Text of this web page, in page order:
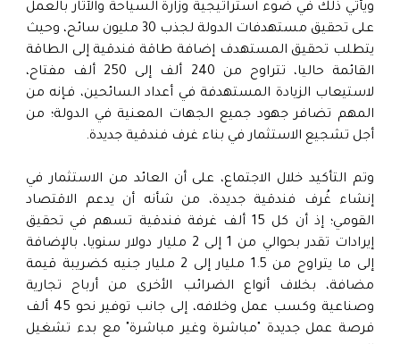
ويأتي ذلك في ضوء استراتيجية وزارة السياحة والآثار بالعمل
على تحقيق مستهدفات الدولة لجذب 30 مليون سائح، وحيث
يتطلب تحقيق المستهدف إضافة طاقة فندقية إلى الطاقة
القائمة حاليا، تتراوح من 240 ألف إلى 250 ألف مفتاح،
لاستيعاب الزيادة المستهدفة في أعداد السائحين، فـإنه من
المهم تضافر جهود جميع الجهات المعنية في الدولة؛ من
أجل تشجيع الاستثمار في بناء غرف فندقية جديدة.
وتم التأكيد خلال الاجتماع، على أن العائد من الاستثمار في
إنشاء غُرف فندقية جديدة، من شأنه أن يدعم الاقتصاد
القومي؛ إذ أن كل 15 ألف غرفة فندقية تسهم في تحقيق
إيرادات تقدر بحوالي من 1 إلى 2 مليار دولار سنويا، بالإضافة
إلى ما يتراوح من 1.5 مليار إلى 2 مليار جنيه كضريبة قيمة
مضافة، بخلاف أنواع الضرائب الأخرى من أرباح تجارية
وصناعية وكسب عمل وخلافه، إلى جانب توفير نحو 45 ألف
فرصة عمل جديدة "مباشرة وغير مباشرة" مع بدء تشغيل